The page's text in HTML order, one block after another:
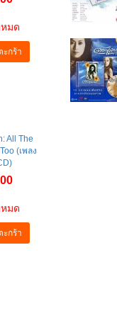
มด
ะกร้า
All The
(เพลง
มด
ะกร้า